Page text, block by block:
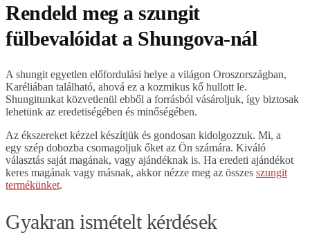
Rendeld meg a szungit
fülbevalóidat a Shungova-nál
A shungit egyetlen előfordulási helye a világon Oroszországban,
Karéliában található, ahová ez a kozmikus kő hullott le.
Shungitunkat közvetlenül ebből a forrásból vásároljuk, így biztosak
lehetünk az eredetiségében és minőségében.
Az ékszereket kézzel készítjük és gondosan kidolgozzuk. Mi, a
egy szép dobozba csomagoljuk őket az Ön számára. Kiváló
választás saját magának, vagy ajándéknak is. Ha eredeti ajándékot
keres magának vagy másnak, akkor nézze meg az összes szungit
termékünket.
Gyakran ismételt kérdések